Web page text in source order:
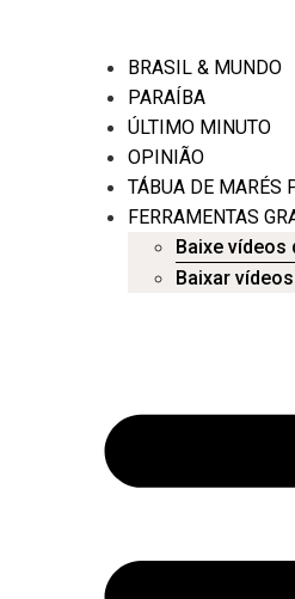
BRASIL & MUNDO
PARAÍBA
ÚLTIMO MINUTO
OPINIÃO
TÁBUA DE MARÉS
FERRAMENTAS
Baixe
Baixar